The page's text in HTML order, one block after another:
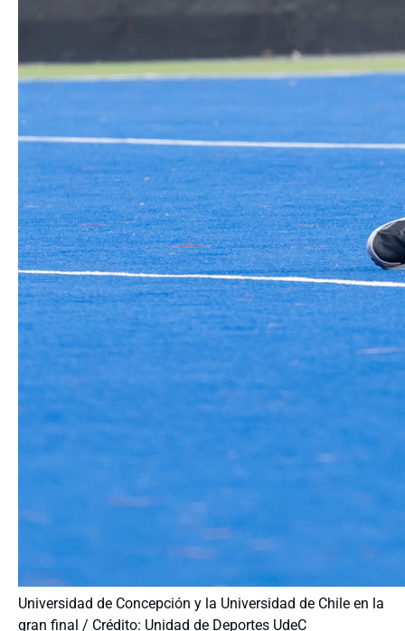
Universidad de Concepción y la Universidad de Chile en la
gran final / Crédito: Unidad de Deportes UdeC